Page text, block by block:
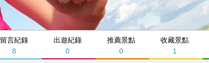
留言紀錄
8
出遊紀錄
0
推薦景點
0
收藏景點
1